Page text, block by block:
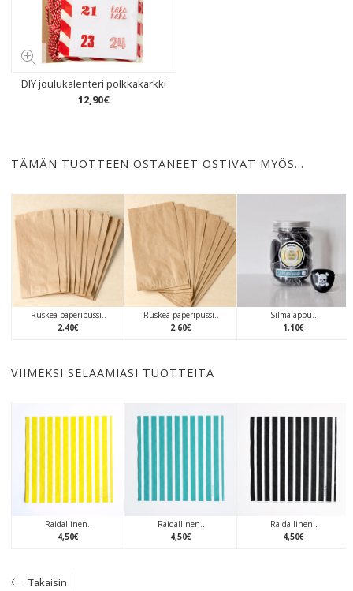
DIY joulukalenteri polkkakarkki
12,90€
TÄMÄN TUOTTEEN OSTANEET OSTIVAT MYÖS…
Ruskea paperipussi..
2,40€
Ruskea paperipussi..
2,60€
Silmälappu..
1,10€
VIIMEKSI SELAAMIASI TUOTTEITA
Raidallinen..
4,50€
Raidallinen..
4,50€
Raidallinen..
4,50€
Takaisin